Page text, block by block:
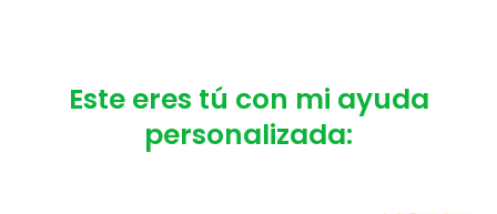
Este eres tú con mi ayuda
personalizada: